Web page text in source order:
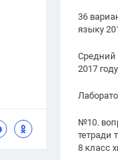
36
языку
Средний
2017
№10.
тетради
8 класс